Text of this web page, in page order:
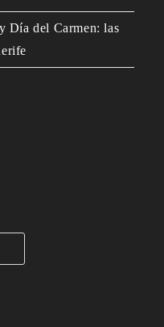
Día del Carmen: las